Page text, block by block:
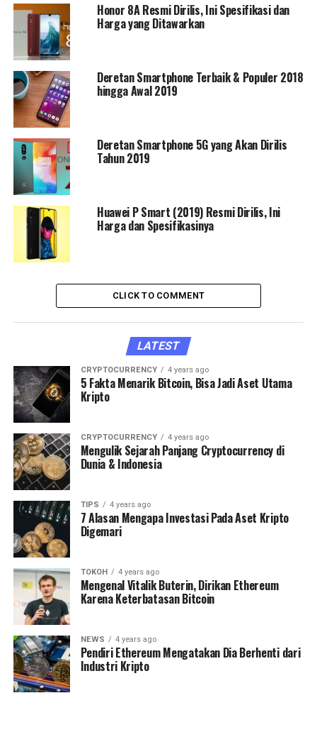
Honor 8A Resmi Dirilis, Ini Spesifikasi dan
Harga yang Ditawarkan
Deretan Smartphone Terbaik & Populer 2018
hingga Awal 2019
Deretan Smartphone 5G yang Akan Dirilis
Tahun 2019
Huawei P Smart (2019) Resmi Dirilis, Ini
Harga dan Spesifikasinya
CLICK TO COMMENT
LATEST
CRYPTOCURRENCY 4 years ago
5 Fakta Menarik Bitcoin, Bisa Jadi Aset Utama
Kripto
CRYPTOCURRENCY 4 years ago
Mengulik Sejarah Panjang Cryptocurrency di
Dunia & Indonesia
TIPS 4 years ago
7 Alasan Mengapa Investasi Pada Aset Kripto
Digemari
TOKOH 4 years ago
Mengenal Vitalik Buterin, Dirikan Ethereum
Karena Keterbatasan Bitcoin
NEWS 4 years ago
Pendiri Ethereum Mengatakan Dia Berhenti dari
Industri Kripto